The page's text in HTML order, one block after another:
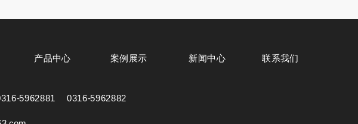
5962881 0316-5962882
产品中心 案例展示 新闻中心 联系我们